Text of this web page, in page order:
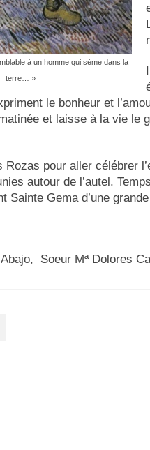
à un homme qui sème dans la
terre… »
le bonheur et
et laisse à la vie le
Rozas pour aller célébrer
autour de l’autel.
Sainte Gema d’une
Soeur Mª Dolores